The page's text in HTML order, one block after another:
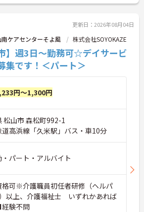
更新日：2026年08月04日
ケアセンターそよ風 株式会社SOYOKAZE
】週3日～勤務可☆デイサービ
集です！＜パート＞
円～1,300円
松山市 森松町992-1
道高浜線「久米駅」バス・車10分
パート・アルバイト
可※介護職員初任者研修（ヘルパ
以上、介護福祉士 いずれかあれば
験不問